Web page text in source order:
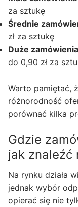
za sztukę
Średnie
zł za sztukę
Duże
do 0,90 zł za
Warto pamiętać,
różnorodność
porównać kilka
Gdzie
jak znaleźć
Na rynku działa
jednak wybór
opierać się nie